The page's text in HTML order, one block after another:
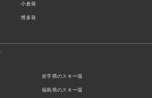
小倉発
博多発
岩手県のスキー場
福島県のスキー場